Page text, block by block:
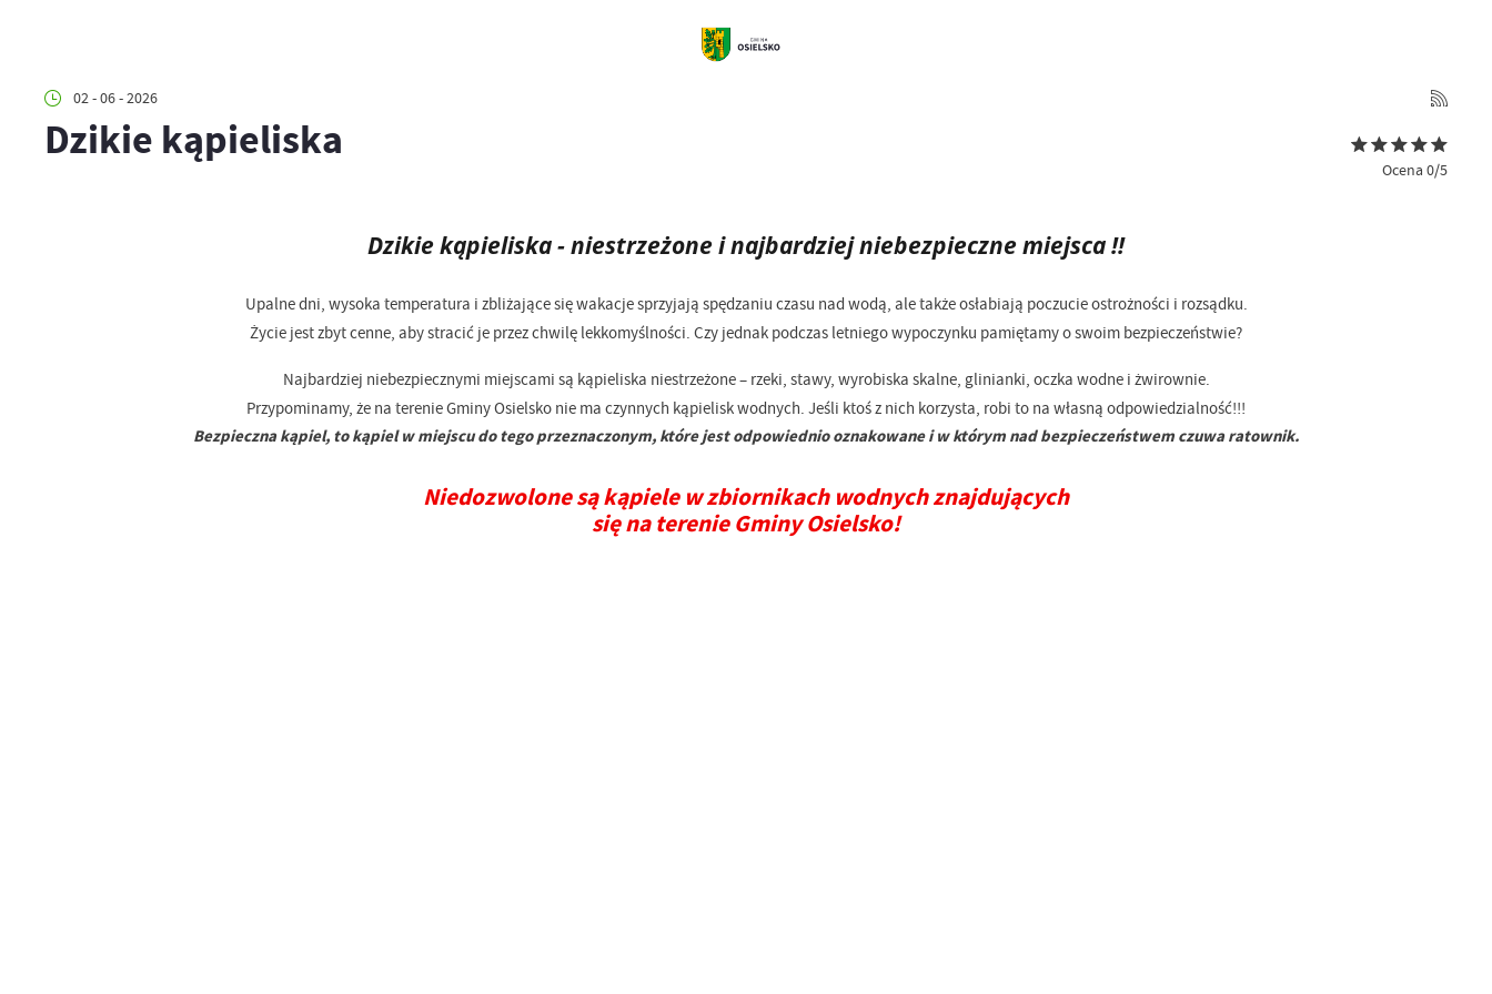
02 - 06 - 2026
Dzikie kąpieliska
Ocena 0/5
Dzikie kąpieliska - niestrzeżone i najbardziej niebezpieczne miejsca !!
Upalne dni, wysoka temperatura i zbliżające się wakacje sprzyjają spędzaniu czasu nad wodą, ale także osłabiają poczucie ostrożności i rozsądku.
Życie jest zbyt cenne, aby stracić je przez chwilę lekkomyślności. Czy jednak podczas letniego wypoczynku pamiętamy o swoim bezpieczeństwie?
Najbardziej niebezpiecznymi miejscami są kąpieliska niestrzeżone – rzeki, stawy, wyrobiska skalne, glinianki, oczka wodne i żwirownie.
Przypominamy, że na terenie Gminy Osielsko nie ma czynnych kąpielisk wodnych. Jeśli ktoś z nich korzysta, robi to na własną odpowiedzialność!!!
Bezpieczna kąpiel, to kąpiel w miejscu do tego przeznaczonym, które jest odpowiednio oznakowane i w którym nad bezpieczeństwem czuwa ratownik.
Niedozwolone są kąpiele w zbiornikach wodnych znajdujących
się na terenie Gminy Osielsko!